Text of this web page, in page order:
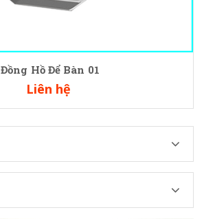
Đồng Hồ Để Bàn 01
Liên hệ